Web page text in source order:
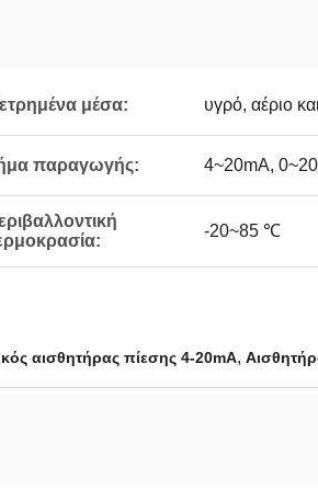
μέσα: υγρό, αέριο
παραγωγής: 4~20mA,
-20~85 ℃
αισθητήρας πίεσης 4-20mA,